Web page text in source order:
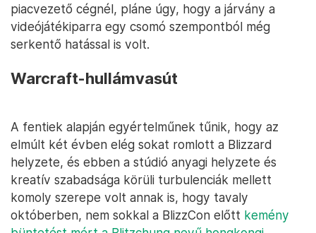
piacvezető cégnél, pláne úgy, hogy a járvány a
videójátékiparra egy csomó szempontból még
serkentő hatással is volt.
Warcraft-hullámvasút
A fentiek alapján egyértelműnek tűnik, hogy az
elmúlt két évben elég sokat romlott a Blizzard
helyzete, és ebben a stúdió anyagi helyzete és
kreatív szabadsága körüli turbulenciák mellett
komoly szerepe volt annak is, hogy tavaly
októberben, nem sokkal a BlizzCon előtt kemény